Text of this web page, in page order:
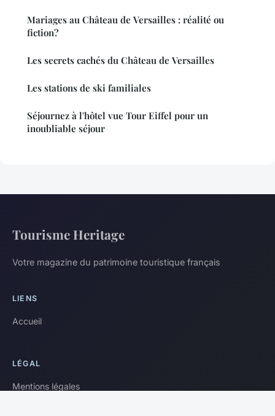
Mariages au Château de Versailles : réalité ou
fiction?
Les secrets cachés du Château de Versailles
Les stations de ski familiales
Séjournez à l'hôtel vue Tour Eiffel pour un
inoubliable séjour
Tourisme Heritage
Votre magazine du patrimoine touristique français
LIENS
Accueil
LÉGAL
Mentions légales